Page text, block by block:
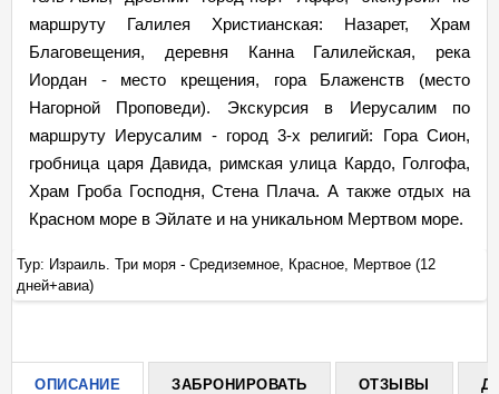
маршруту Галилея Христианская: Назарет, Храм
Благовещения, деревня Канна Галилейская, река
Иордан - место крещения, гора Блаженств (место
Нагорной Проповеди). Экскурсия в Иерусалим по
маршруту Иерусалим - город 3-х религий: Гора Сион,
гробница царя Давида, римская улица Кардо, Голгофа,
Храм Гроба Господня, Стена Плача. А также отдых на
Красном море в Эйлате и на уникальном Мертвом море.
+
Тур: Израиль. Три моря - Средиземное, Красное, Мертвое (12
дней+авиа)
ОПИСАНИЕ ЗАБРОНИРОВАТЬ ОТЗЫВЫ